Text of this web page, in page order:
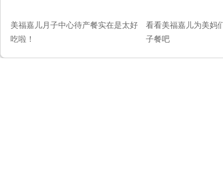
美福嘉儿月子中心待产餐实在是太好
吃啦！
看看美福嘉儿为美妈
子餐吧